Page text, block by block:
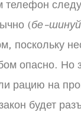
телефон
(бе-шинуй
поскольку
опасно. Но
рацию на
будет